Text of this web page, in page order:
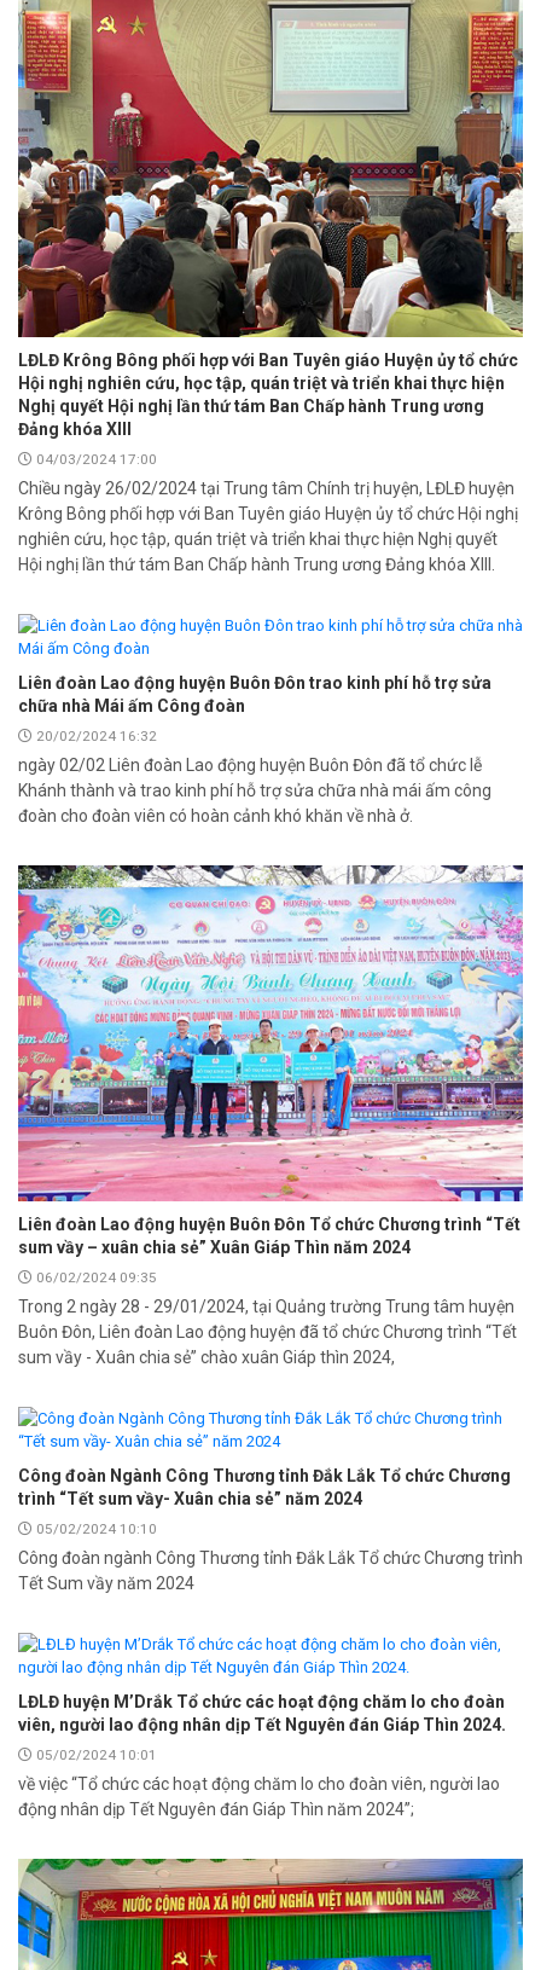
LĐLĐ Krông Bông phối hợp với Ban Tuyên giáo Huyện ủy tổ chức
Hội nghị nghiên cứu, học tập, quán triệt và triển khai thực hiện
Nghị quyết Hội nghị lần thứ tám Ban Chấp hành Trung ương
Đảng khóa XIII
04/03/2024 17:00
Chiều ngày 26/02/2024 tại Trung tâm Chính trị huyện, LĐLĐ huyện
Krông Bông phối hợp với Ban Tuyên giáo Huyện ủy tổ chức Hội nghị
nghiên cứu, học tập, quán triệt và triển khai thực hiện Nghị quyết
Hội nghị lần thứ tám Ban Chấp hành Trung ương Đảng khóa XIII.
Liên đoàn Lao động huyện Buôn Đôn trao kinh phí hỗ trợ sửa
chữa nhà Mái ấm Công đoàn
20/02/2024 16:32
ngày 02/02 Liên đoàn Lao động huyện Buôn Đôn đã tổ chức lễ
Khánh thành và trao kinh phí hỗ trợ sửa chữa nhà mái ấm công
đoàn cho đoàn viên có hoàn cảnh khó khăn về nhà ở.
Liên đoàn Lao động huyện Buôn Đôn Tổ chức Chương trình “Tết
sum vầy – xuân chia sẻ” Xuân Giáp Thìn năm 2024
06/02/2024 09:35
Trong 2 ngày 28 - 29/01/2024, tại Quảng trường Trung tâm huyện
Buôn Đôn, Liên đoàn Lao động huyện đã tổ chức Chương trình “Tết
sum vầy - Xuân chia sẻ” chào xuân Giáp thìn 2024,
Công đoàn Ngành Công Thương tỉnh Đắk Lắk Tổ chức Chương
trình “Tết sum vầy- Xuân chia sẻ” năm 2024
05/02/2024 10:10
Công đoàn ngành Công Thương tỉnh Đắk Lắk Tổ chức Chương trình
Tết Sum vầy năm 2024
LĐLĐ huyện M’Drắk Tổ chức các hoạt động chăm lo cho đoàn
viên, người lao động nhân dịp Tết Nguyên đán Giáp Thìn 2024.
05/02/2024 10:01
về việc “Tổ chức các hoạt động chăm lo cho đoàn viên, người lao
động nhân dịp Tết Nguyên đán Giáp Thìn năm 2024”;